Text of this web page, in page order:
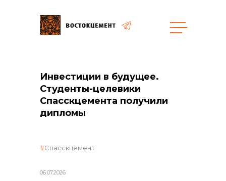
Закупки
общая информация
объявленные закупки
Инвестиции в будущее.
Студенты-целевики
Спасскцемента получили
дипломы
06.07.2026
Спасскцемент